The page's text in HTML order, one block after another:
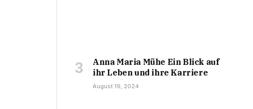
Anna Maria Mühe Ein Blick auf
ihr Leben und ihre Karriere
August 19, 2024